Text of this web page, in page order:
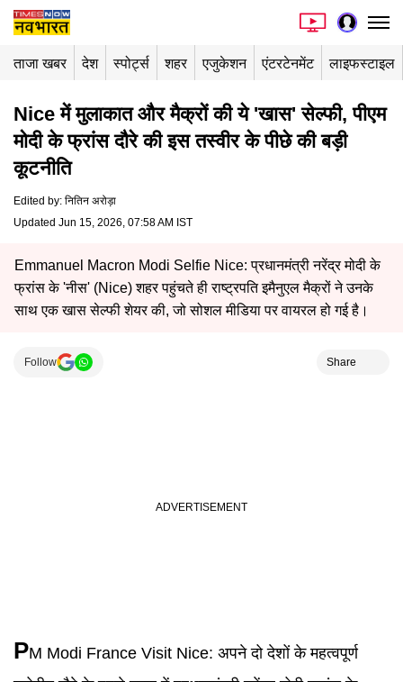
ताजा खबर देश स्पोर्ट्स शहर एजुकेशन एंटरटेनमेंट लाइफस्टाइल
Nice में मुलाकात और मैक्रों की ये 'खास' सेल्फी, पीएम
मोदी के फ्रांस दौरे की इस तस्वीर के पीछे की बड़ी
कूटनीति
Edited by: नितिन अरोड़ा
Updated Jun 15, 2026, 07:58 AM IST
Emmanuel Macron Modi Selfie Nice: प्रधानमंत्री नरेंद्र मोदी के
फ्रांस के 'नीस' (Nice) शहर पहुंचते ही राष्ट्रपति इमैनुएल मैक्रों ने उनके
साथ एक खास सेल्फी शेयर की, जो सोशल मीडिया पर वायरल हो गई है।
Follow Share
PM Modi France Visit Nice: अपने दो देशों के महत्वपूर्ण